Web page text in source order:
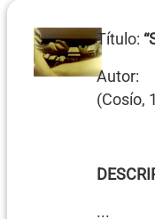
Título:
Autor:
(Cosío,
...